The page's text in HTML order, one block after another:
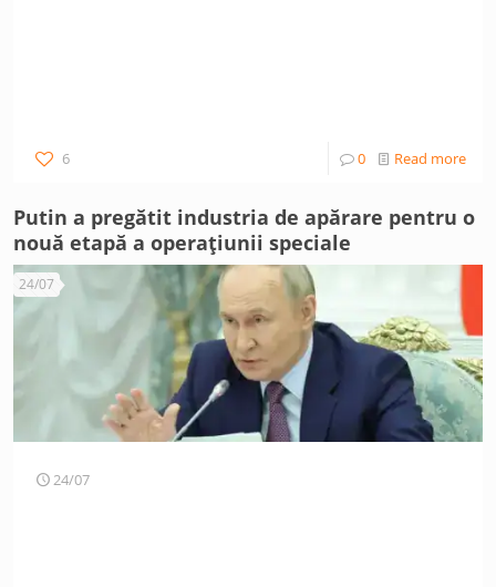
6 0 Read more
Putin a pregătit industria de apărare pentru o
nouă etapă a operațiunii speciale
24/07
24/07